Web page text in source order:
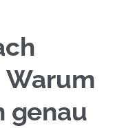
genau